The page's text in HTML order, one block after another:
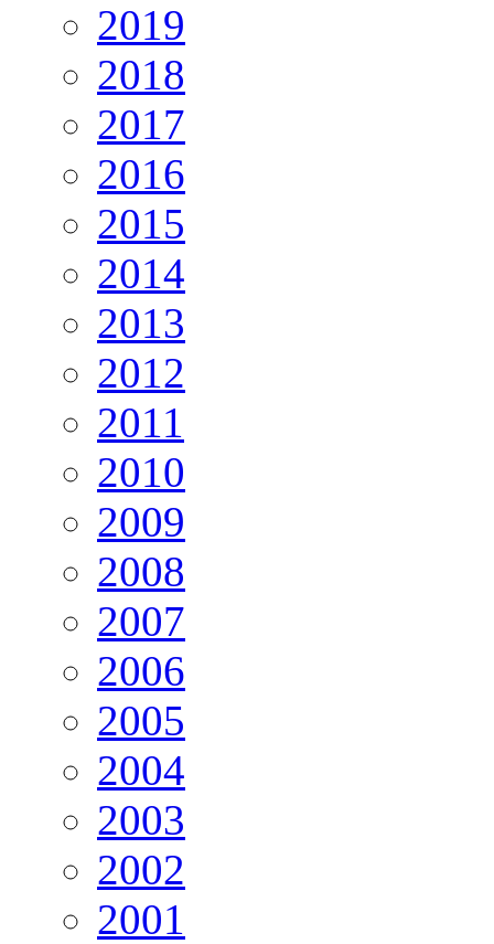
2019
2018
2017
2016
2015
2014
2013
2012
2011
2010
2009
2008
2007
2006
2005
2004
2003
2002
2001